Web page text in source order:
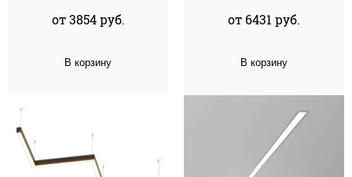
от 3854 руб.
В корзину
от 6431 руб.
В корзину